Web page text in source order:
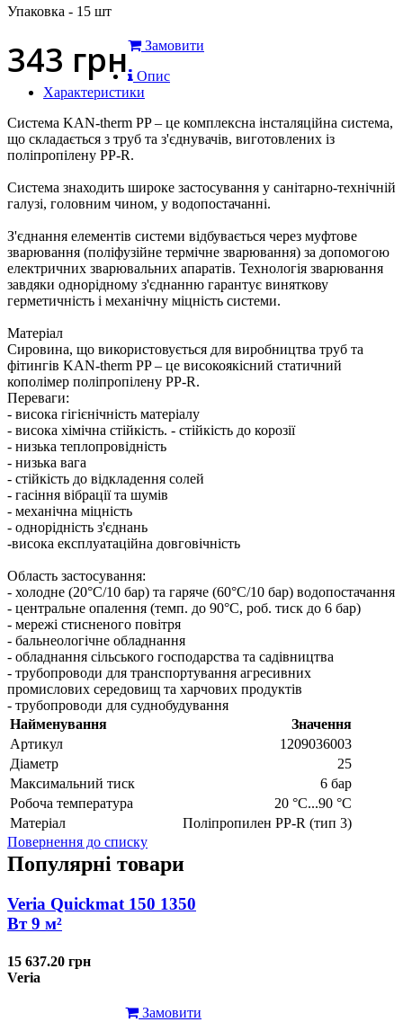
Упаковка - 15 шт
343 грн
Замовити
Опис
Характеристики
Система KAN-therm PP – це комплексна інсталяційна система,
що складається з труб та з'єднувачів, виготовлених із
поліпропілену PP-R.
Система знаходить широке застосування у санітарно-технічній
галузі, головним чином, у водопостачанні.
З'єднання елементів системи відбувається через муфтове
зварювання (поліфузійне термічне зварювання) за допомогою
електричних зварювальних апаратів. Технологія зварювання
завдяки однорідному з'єднанню гарантує виняткову
герметичність і механічну міцність системи.
Матеріал
Сировина, що використовується для виробництва труб та
фітингів KAN-therm PP – це високоякісний статичний
кополімер поліпропілену PP-R.
Переваги: ​​
- висока гігієнічність матеріалу
- висока хімічна стійкість. - стійкість до корозії
- низька теплопровідність
- низька вага
- стійкість до відкладення солей
- гасіння вібрації та шумів
- механічна міцність
- однорідність з'єднань
-висока експлуатаційна довговічність
Область застосування:
- холодне (20°C/10 бар) та гаряче (60°C/10 бар) водопостачання
- центральне опалення (темп. до 90°C, роб. тиск до 6 бар)
- мережі стисненого повітря
- бальнеологічне обладнання
- обладнання сільського господарства та садівництва
- трубопроводи для транспортування агресивних
промислових середовищ та харчових продуктів
- трубопроводи для суднобудування
Найменування
Значення
Артикул
1209036003
Діаметр
25
Максимальний тиск
6 бар
Робоча температура
20 °C...90 °C
Матеріал
Поліпропилен PP-R (тип 3)
Повернення до списку
Популярні товари
Veria Quickmat 150 1350
Вт 9 м²
15 637.20 грн
Veria
Замовити